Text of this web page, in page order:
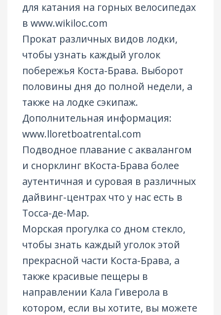
для катания на горных велосипедах
в www.wikiloc.com
Прокат различных видов лодки,
чтобы узнать каждый уголок
побережья Коста-Брава. Выборот
половины дня до полной недели, а
также на лодке сэкипаж.
Дополнительная информация:
www.lloretboatrental.com
Подводное плавание с аквалангом
и снорклинг вКоста-Брава более
аутентичная и суровая в различных
дайвинг-центрах что у нас есть в
Тосса-де-Мар.
Морская прогулка со дном стекло,
чтобы знать каждый уголок этой
прекрасной части Коста-Брава, а
также красивые пещеры в
направлении Кала Гиверола в
котором, если вы хотите, вы можете